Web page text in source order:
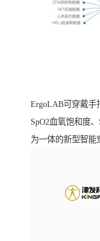
ErgoLAB可穿戴手
SpO2血氧饱和度
为一体的新型智能